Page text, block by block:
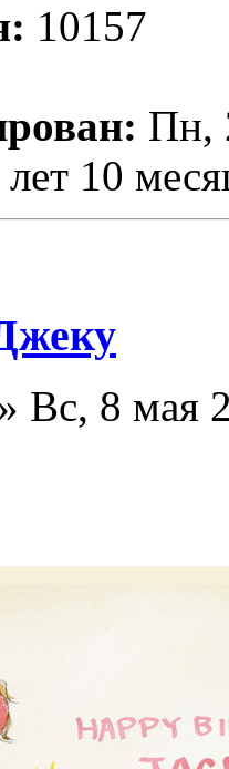
10157
Пн,
лет 10
Вс, 8 мая